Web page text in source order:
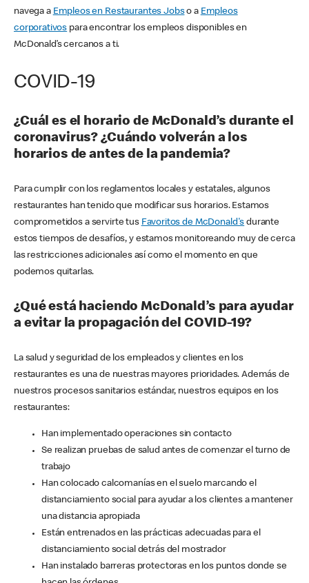
navega a Empleos en Restaurantes Jobso a Empleos
corporativos para encontrar los empleos disponibles en
McDonald’s cercanos a ti.
COVID-19
¿Cuál es el horario de McDonald’s durante el
coronavirus? ¿Cuándo volverán a los
horarios de antes de la pandemia?
Para cumplir con los reglamentos locales y estatales, algunos
restaurantes han tenido que modificar sus horarios. Estamos
comprometidos a servirte tus Favoritos de McDonald's durante
estos tiempos de desafíos, y estamos monitoreando muy de cerca
las restricciones adicionales así como el momento en que
podemos quitarlas.
¿Qué está haciendo McDonald’s para ayudar
a evitar la propagación del COVID-19?
La salud y seguridad de los empleados y clientes en los
restaurantes es una de nuestras mayores prioridades. Además de
nuestros procesos sanitarios estándar, nuestros equipos en los
restaurantes:
Han implementado operaciones sin contacto
Se realizan pruebas de salud antes de comenzar el turno de
trabajo
Han colocado calcomanías en el suelo marcando el
distanciamiento social para ayudar a los clientes a mantener
una distancia apropiada
Están entrenados en las prácticas adecuadas para el
distanciamiento social detrás del mostrador
Han instalado barreras protectoras en los puntos donde se